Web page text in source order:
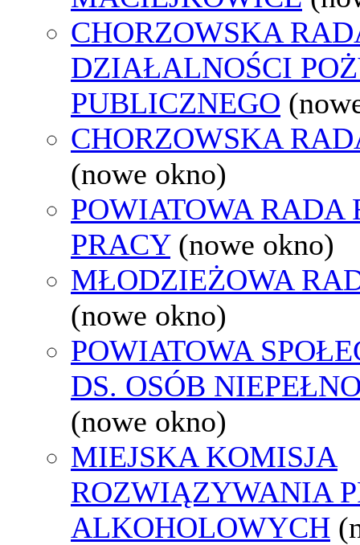
CHORZOWSKA
DZIAŁALNOŚCI
PUBLICZNEGO
CHORZOWSKA
(nowe okno)
POWIATOWA RADA
PRACY (nowe okno)
MŁODZIEŻOWA
(nowe okno)
POWIATOWA
DS. OSÓB
(nowe okno)
MIEJSKA KOMISJA
ROZWIĄZYWANIA
ALKOHOLOWYCH